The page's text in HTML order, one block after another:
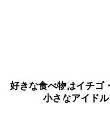
好きな食べ物はイチゴ
小さなアイド